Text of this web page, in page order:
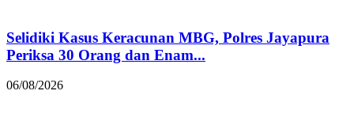
Selidiki Kasus Keracunan MBG, Polres Jayapura
Periksa 30 Orang dan Enam...
06/08/2026